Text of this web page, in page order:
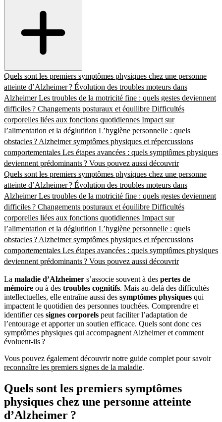
Quels sont les premiers symptômes physiques chez une personne
atteinte d’Alzheimer ? Évolution des troubles moteurs dans
AlzheimerLes troubles de la motricité fine : quels gestes deviennent
difficiles ? Changements posturaux et équilibre Difficultés
corporelles liées aux fonctions quotidiennes Impact sur
l’alimentation et la déglutition L’hygiène personnelle : quels
obstacles ? Alzheimer symptômes physiques et répercussions
comportementales Les étapes avancées : quels symptômes physiques
deviennent prédominants ? Vous pouvez aussi découvrir
Quels sont les premiers symptômes physiques chez une personne
atteinte d’Alzheimer ? Évolution des troubles moteurs dans
AlzheimerLes troubles de la motricité fine : quels gestes deviennent
difficiles ? Changements posturaux et équilibre Difficultés
corporelles liées aux fonctions quotidiennes Impact sur
l’alimentation et la déglutition L’hygiène personnelle : quels
obstacles ? Alzheimer symptômes physiques et répercussions
comportementales Les étapes avancées : quels symptômes physiques
deviennent prédominants ? Vous pouvez aussi découvrir
La maladie d’Alzheimer s’associe souvent à des pertes de
mémoire ou à des troubles cognitifs. Mais au-delà des difficultés
intellectuelles, elle entraîne aussi des symptômes physiques qui
impactent le quotidien des personnes touchées. Comprendre et
identifier ces signes corporels peut faciliter l’adaptation de
l’entourage et apporter un soutien efficace. Quels sont donc ces
symptômes physiques qui accompagnent Alzheimer et comment
évoluent-ils ?
Vous pouvez également découvrir notre guide complet pour savoir
reconnaître les premiers signes de la maladie.
Quels sont les premiers symptômes
physiques chez une personne atteinte
d’Alzheimer ?